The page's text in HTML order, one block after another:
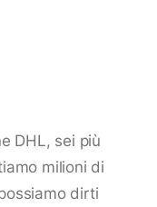
DHL, sei più
milioni di
dirti